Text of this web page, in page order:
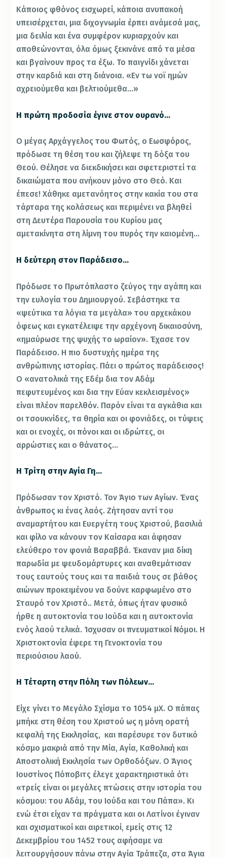
Κάποιος φθόνος εισχωρεί, κάποια ανυπακοή
υπεισέρχεται, μια διχογνωμία έρπει ανάμεσά μας,
μια δειλία και ένα συμφέρον κυριαρχούν και
αποθεώνονται, όλα όμως ξεκινάνε από τα μέσα
και βγαίνουν προς τα έξω. Το παιγνίδι χάνεται
στην καρδιά και στη διάνοια. «Εν τω νοϊ ημών
αχρειούμεθα και βελτιούμεθα…»
Η πρώτη προδοσία έγινε στον ουρανό…
Ο μέγας Αρχάγγελος του Φωτός, ο Εωσφόρος,
πρόδωσε τη θέση του και ζήλεψε τη δόξα του
Θεού. Θέλησε να διεκδικήσει και σφετεριστεί τα
δικαιώματα που ανήκουν μόνο στο Θεό. Και
έπεσε! Χάθηκε αμετανόητος στην κακία του στα
τάρταρα της κολάσεως και περιμένει να βληθεί
στη Δευτέρα Παρουσία του Κυρίου μας
αμετακίνητα στη λίμνη του πυρός την καιομένη…
Η δεύτερη στον Παράδεισο…
Πρόδωσε το Πρωτόπλαστο ζεύγος την αγάπη και
την ευλογία του Δημιουργού. Σεβάστηκε τα
«ψεύτικα τα λόγια τα μεγάλα» του αρχεκάκου
όφεως και εγκατέλειψε την αρχέγονη δικαιοσύνη,
«ημαύρωσε της ψυχής το ωραίον». Έχασε τον
Παράδεισο. Η πιο δυστυχής ημέρα της
ανθρώπινης ιστορίας. Πάει ο πρώτος παράδεισος!
Ο «ανατολικά της Εδέμ δια τον Αδάμ
πεφυτευμένος και δια την Εύαν κεκλεισμένος»
είναι πλέον παρελθόν. Παρόν είναι τα αγκάθια και
οι τσουκνίδες, τα θηρία και οι φονιάδες, οι τύψεις
και οι ενοχές, οι πόνοι και οι ιδρώτες, οι
αρρώστιες και ο θάνατος…
Η Τρίτη στην Αγία Γη…
Πρόδωσαν τον Χριστό. Τον Άγιο των Αγίων. Ένας
άνθρωπος κι ένας λαός. Ζήτησαν αντί του
αναμαρτήτου και Ευεργέτη τους Χριστού, βασιλιά
και φίλο να κάνουν τον Καίσαρα και άφησαν
ελεύθερο τον φονιά Βαραββά. Έκαναν μια δίκη
παρωδία με ψευδομάρτυρες και αναθεμάτισαν
τους εαυτούς τους και τα παιδιά τους σε βάθος
αιώνων προκειμένου να δούνε καρφωμένο στο
Σταυρό τον Χριστό.. Μετά, όπως ήταν φυσικό
ήρθε η αυτοκτονία του Ιούδα και η αυτοκτονία
ενός λαού τελικά. Ίσχυσαν οι πνευματικοί Νόμοι. Η
Χριστοκτονία έφερε τη Γενοκτονία του
περιούσιου λαού.
Η Τέταρτη στην Πόλη των Πόλεων…
Είχε γίνει το Μεγάλο Σχίσμα το 1054 μΧ. Ο πάπας
μπήκε στη θέση του Χριστού ως η μόνη ορατή
κεφαλή της Εκκλησίας, και παρέσυρε τον δυτικό
κόσμο μακριά από την Μία, Αγία, Καθολική και
Αποστολική Εκκλησία των Ορθοδόξων. Ο Άγιος
Ιουστίνος Πόποβιτς έλεγε χαρακτηριστικά ότι
«τρείς είναι οι μεγάλες πτώσεις στην ιστορία του
κόσμου: του Αδάμ, του Ιούδα και του Πάπα». Κι
ενώ έτσι είχαν τα πράγματα και οι Λατίνοι έγιναν
και σχισματικοί και αιρετικοί, εμείς στις 12
Δεκεμβρίου του 1452 τους αφήσαμε να
λειτουργήσουν πάνω στην Αγία Τράπεζα, στα Άγια